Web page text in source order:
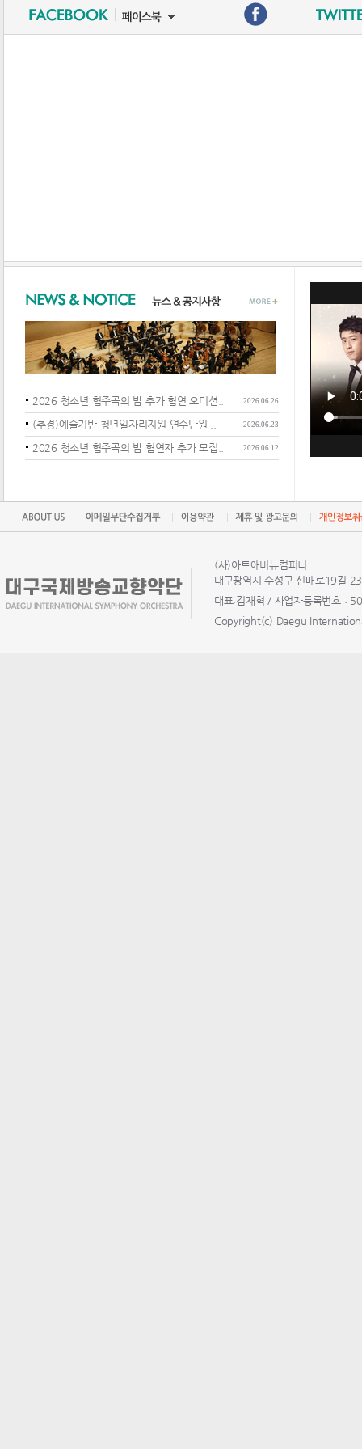
2026 청소년 협주곡의 밤 추가 협연 오디션.. 2026.06.26
(추경)예술기반 청년일자리지원 연수단원 .. 2026.06.23
2026 청소년 협주곡의 밤 협연자 추가 모집.. 2026.06.12
(사)아트애비뉴컴퍼니
대구광역시 수성구 신매로19길
대표:김재혁 / 사업자등록번호 :
Copyright(c) Daegu